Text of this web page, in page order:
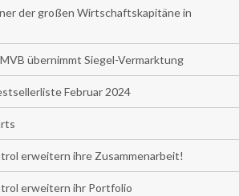
der großen Wirtschaftskapitäne in
übernimmt Siegel-Vermarktung
Februar 2024
erweitern ihre Zusammenarbeit!
erweitern ihr Portfolio